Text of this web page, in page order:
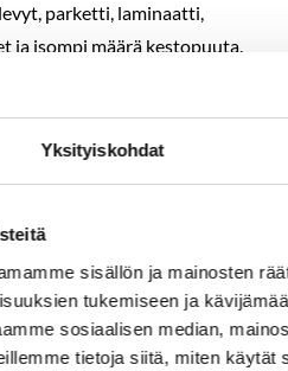
Yksityiskohdat
sisällön ja mainosten
tukemiseen ja
sosiaalisen median,
tietoja siitä, miten käytät
parketti, laminaatti,
ja isompi määrä kestopuuta.
(yritykset)
alv. 0 %
17,53